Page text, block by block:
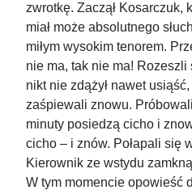
zwrotkę. Zaczął Kosarczuk,
miał może absolutnego
miłym wysokim tenorem.
nie ma, tak nie ma!
nikt nie zdążył nawet
zaśpiewali znowu.
minuty posiedzą cicho i
cicho – i znów. Połapali się
Kierownik ze wstydu
W tym momencie opowieść